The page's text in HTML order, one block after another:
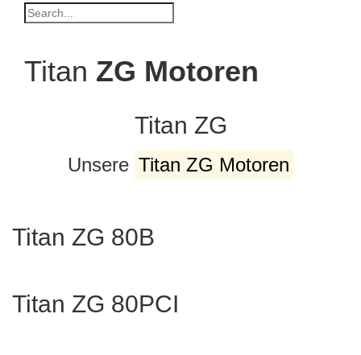
Titan ZG Motoren
Titan ZG
Unsere Titan ZG Motoren
Titan ZG 80B
Titan ZG 80PCI